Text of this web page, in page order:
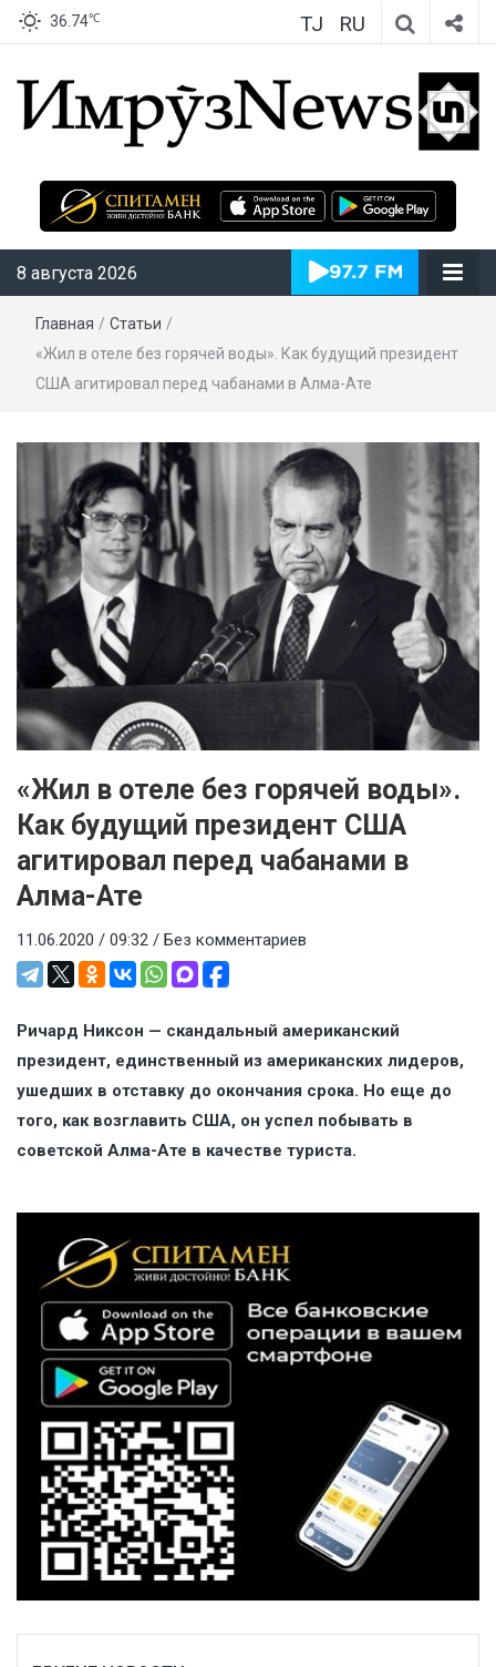
36.74℃ TJ RU
ИмрӯзNews
8 августа 2026
Главная / Статьи /
«Жил в отеле без горячей воды». Как будущий президент
США агитировал перед чабанами в Алма-Ате
«Жил в отеле без горячей воды».
Как будущий президент США
агитировал перед чабанами в
Алма-Ате
11.06.2020 / 09:32 / Без комментариев
Ричард Никсон — скандальный американский
президент, единственный из американских лидеров,
ушедших в отставку до окончания срока. Но еще до
того, как возглавить США, он успел побывать в
советской Алма-Ате в качестве туриста.